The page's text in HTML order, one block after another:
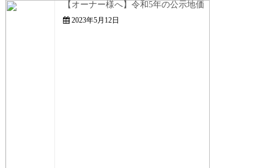
【オーナー様へ】令和5年の公示地価
2023年5月12日